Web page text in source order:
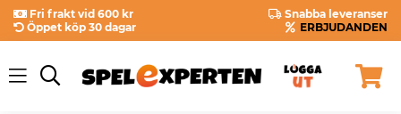
Fri frakt vid 600 kr
Snabba leveranser
Öppet köp 30 dagar
ERBJUDANDEN